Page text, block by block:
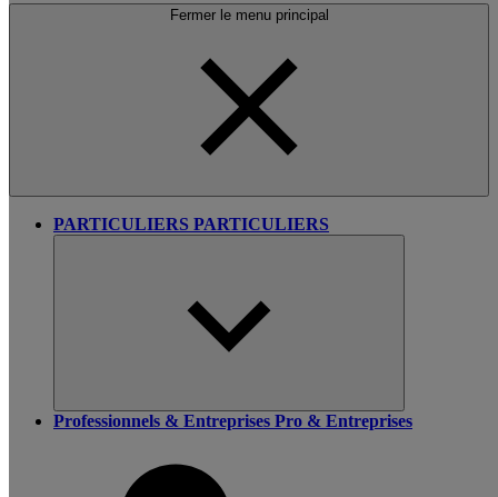
Fermer le menu principal
PARTICULIERS PARTICULIERS
Professionnels & Entreprises Pro & Entreprises